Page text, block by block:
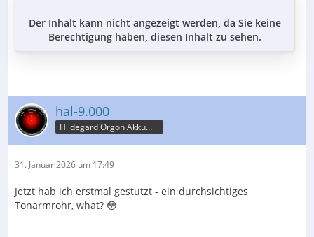
Der Inhalt kann nicht angezeigt werden, da Sie keine
Berechtigung haben, diesen Inhalt zu sehen.
hal-9.000
Hildegard Orgon Akkumulator
31. Januar 2026 um 17:49
Jetzt hab ich erstmal gestutzt - ein durchsichtiges
Tonarmrohr, what? 😳